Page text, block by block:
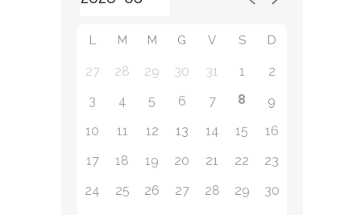
L M M G V S D
27 28 29 30 31 1
2
3
4 5 6 7 8
9
10
11 12 13 14 15
16
17
18 19 20 21 22
23
24
25 26 27 28 29
30